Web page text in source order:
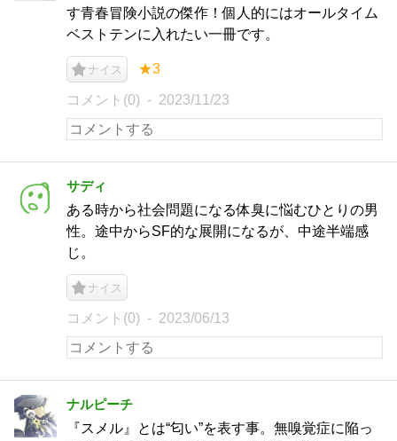
す青春冒険小説の傑作！個人的にはオールタイム
ベストテンに入れたい一冊です。
ナイス ★3
コメント(0) 2023/11/23
サディ
ある時から社会問題になる体臭に悩むひとりの男
性。途中からSF的な展開になるが、中途半端感
じ。
ナイス
コメント(0) 2023/06/13
ナルピーチ
『スメル』とは“匂い”を表す事。無嗅覚症に陥っ